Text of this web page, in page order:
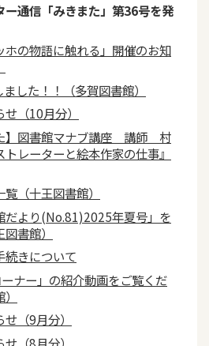
ー通信「みきまた」第36号を発
ホの物語に触れる」開催のお知
した！！（多賀図書館）
（10月分）
】図書館マナブ講座 講師 村
レーターと絵本作家の仕事』
（十王図書館）
だより(No.81)2025年夏号」を
書館）
続きについて
ーナー」の紹介動画をご覧くだ
（9月分）